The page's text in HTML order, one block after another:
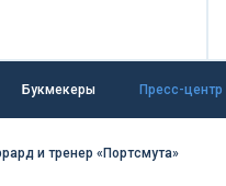
Букмекеры Пресс-центр
и тренер «Портсмута»